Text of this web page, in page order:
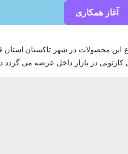
آغاز همکاری
این محصولات در شهر تاکستان
در بازار داخل عرضه می‌